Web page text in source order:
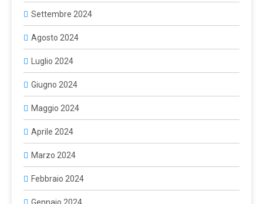
Settembre 2024
Agosto 2024
Luglio 2024
Giugno 2024
Maggio 2024
Aprile 2024
Marzo 2024
Febbraio 2024